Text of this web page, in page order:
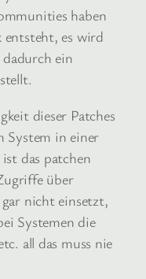
haben
es wird
ein
dieser Patches
System in einer
das patchen
über
nicht einsetzt,
Systemen die
all das muss nie